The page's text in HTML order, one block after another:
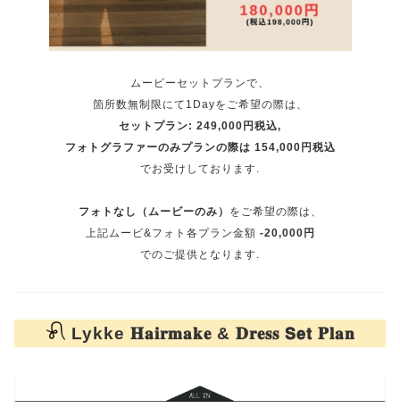
ムービーセットプランで、
箇所数無制限にて1Dayをご希望の際は、
セットプラン: 249,000円税込,
フォトグラファーのみプランの際は 154,000円税込
でお受けしております.
フォトなし（ムービーのみ）
をご希望の際は、
上記ムービ&フォト各プラン金額 -20,000円
でのご提供となります.
𓍯 Lykke 𝐇𝐚𝐢𝐫𝐦𝐚𝐤𝐞 & 𝐃𝐫𝐞𝐬𝐬 𝗦𝗲𝘁 𝐏𝐥𝐚𝐧